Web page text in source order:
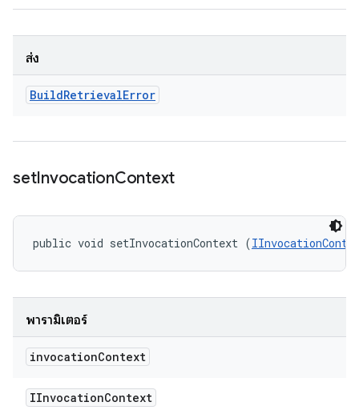
ส่ง
BuildRetrievalError
setInvocationContext
public void setInvocationContext (
พารามิเตอร์
invocationContext
IInvocationContext